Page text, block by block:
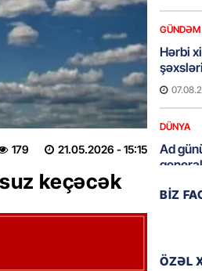
21.05.2026 - 15:15
179
keçəcək
GÜNDƏM
Hərbi
DÜNYA
Ad
bağlı
BIZ
ÖZƏL